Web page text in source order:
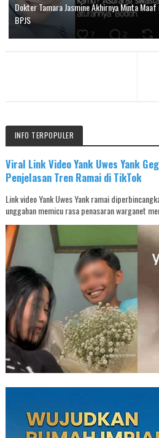
Dokter Tamara Jasmine Akhirnya Minta
BPJS
INFO TERPOPULER
Viral Link Video Yank Uwes Yank
Penjelasan Tren Ramai di TikTok
Link video Yank Uwes Yank ramai
unggahan memicu rasa penasaran warganet